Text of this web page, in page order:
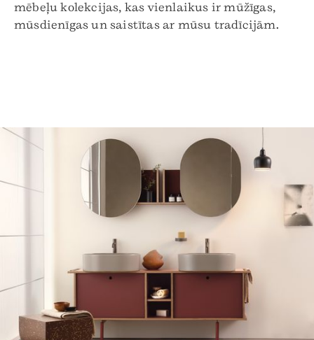
mēbeļu kolekcijas, kas vienlaikus ir mūžīgas,
mūsdienīgas un saistītas ar mūsu tradīcijām.